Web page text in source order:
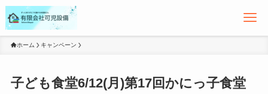
ホーム キャンペーン
子ども食堂6/12(月)第17回かにっ子食堂